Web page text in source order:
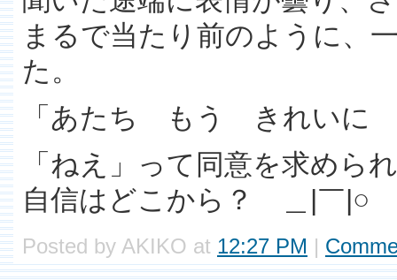
まるで当たり前のように、
た。
「あたち もう きれいに
「ねえ」って同意を求めら
自信はどこから？ ＿|￣|○
Posted by AKIKO at 12:27 PM |